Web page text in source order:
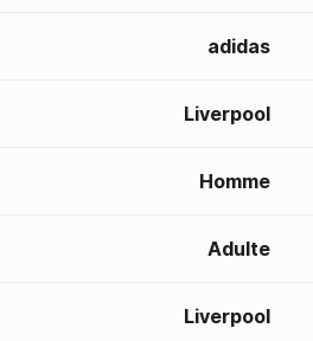
adidas
Liverpool
Homme
Adulte
Liverpool